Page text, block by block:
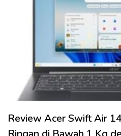
Review Acer Swift Air